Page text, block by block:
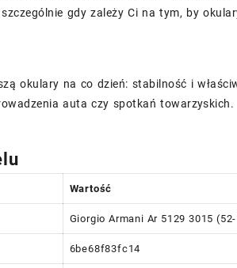
gdy zależy Ci na tym, by
okulary na co dzień: stabilność i
auta czy spotkań towarzyskich.
Wartość
Giorgio Armani Ar 5129 3015
6be68f83fc14